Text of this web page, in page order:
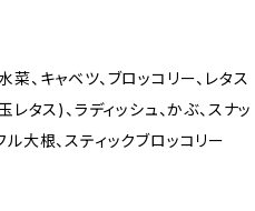
、キャベツ、ブロッコリー、レタス
レタス)、ラディッシュ、かぶ、スナッ
ル大根、スティックブロッコリー